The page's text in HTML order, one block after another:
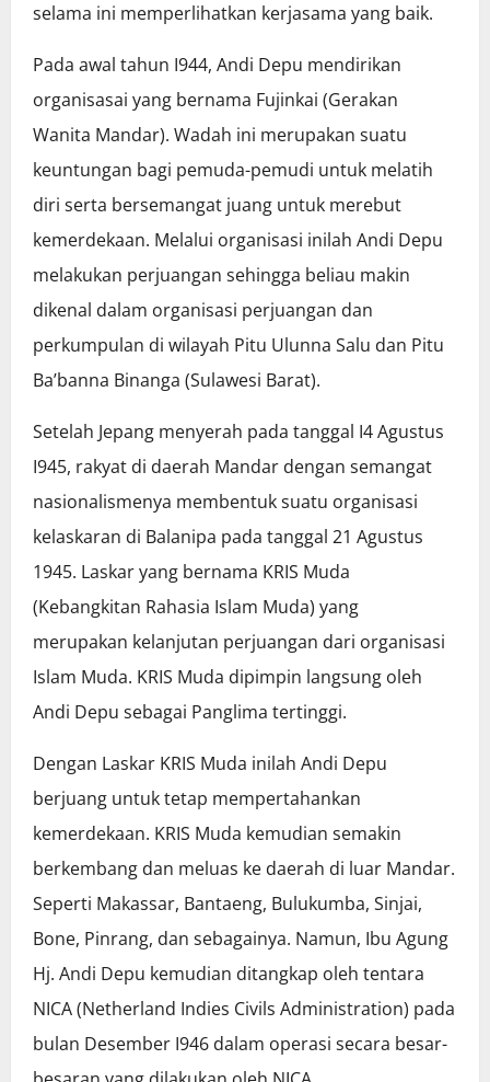
selama ini memperlihatkan kerjasama yang baik.
Pada awal tahun I944, Andi Depu mendirikan
organisasai yang bernama Fujinkai (Gerakan
Wanita Mandar). Wadah ini merupakan suatu
keuntungan bagi pemuda-pemudi untuk melatih
diri serta bersemangat juang untuk merebut
kemerdekaan. Melalui organisasi inilah Andi Depu
melakukan perjuangan sehingga beliau makin
dikenal dalam organisasi perjuangan dan
perkumpulan di wilayah Pitu Ulunna Salu dan Pitu
Ba’banna Binanga (Sulawesi Barat).
Setelah Jepang menyerah pada tanggal I4 Agustus
I945, rakyat di daerah Mandar dengan semangat
nasionalismenya membentuk suatu organisasi
kelaskaran di Balanipa pada tanggal 21 Agustus
1945. Laskar yang bernama KRIS Muda
(Kebangkitan Rahasia Islam Muda) yang
merupakan kelanjutan perjuangan dari organisasi
Islam Muda. KRIS Muda dipimpin langsung oleh
Andi Depu sebagai Panglima tertinggi.
Dengan Laskar KRIS Muda inilah Andi Depu
berjuang untuk tetap mempertahankan
kemerdekaan. KRIS Muda kemudian semakin
berkembang dan meluas ke daerah di luar Mandar.
Seperti Makassar, Bantaeng, Bulukumba, Sinjai,
Bone, Pinrang, dan sebagainya. Namun, Ibu Agung
Hj. Andi Depu kemudian ditangkap oleh tentara
NICA (Netherland Indies Civils Administration) pada
bulan Desember I946 dalam operasi secara besar-